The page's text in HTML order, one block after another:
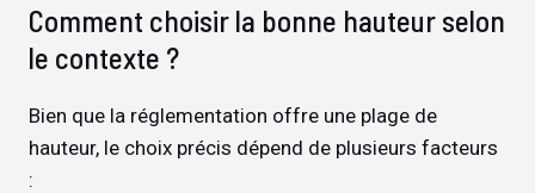
Comment choisir la bonne hauteur selon
le contexte ?
Bien que la réglementation offre une plage de
hauteur, le choix précis dépend de plusieurs facteurs
: